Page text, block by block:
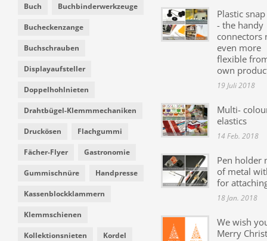
Buch Buchbinderwerkzeuge
Bucheckenzange
Buchschrauben
Displayaufsteller
Doppelhohlnieten
Drahtbügel-Klemmmechaniken
Druckösen Flachgummi
Fächer-Flyer Gastronomie
Gummischnüre Handpresse
Kassenblockklammern
Klemmschienen
Kollektionsnieten Kordel
Plastic
- the handy
connectors
even more
flexible
own
19 Juli 2018
Multi-
elastics
14 Feb. 2018
Pen holder
of metal
for
18 Jan. 2018
We wish
Merry